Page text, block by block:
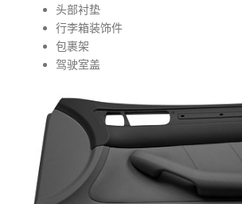
头部衬垫
行李箱装饰件
包裹架
驾驶室盖